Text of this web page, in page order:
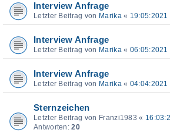
Interview Anfrage
Letzter Beitrag von Marika « 19:05:2021
Interview Anfrage
Letzter Beitrag von Marika « 06:05:2021
Interview Anfrage
Letzter Beitrag von Marika « 04:04:2021
Sternzeichen
Letzter Beitrag von Franzi1983 «
Antworten:20